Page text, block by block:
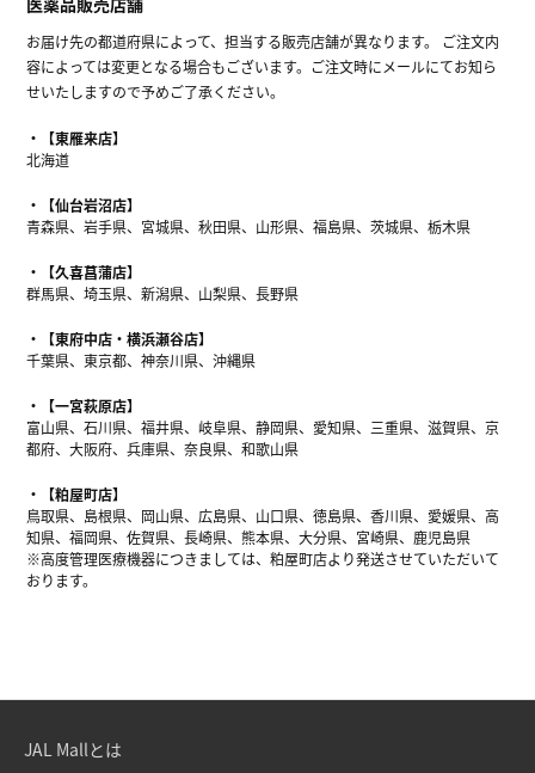
お届け先の都道府県によって、担当する販売店舗が異なります。 ご注文内
容によっては変更となる場合もございます。ご注文時にメールにてお知ら
せいたしますので予めご了承ください。
【東雁来店】
北海道
【仙台岩沼店】
青森県、岩手県、宮城県、秋田県、山形県、福島県、茨城県、栃木県
【久喜菖蒲店】
群馬県、埼玉県、新潟県、山梨県、長野県
【東府中店・横浜瀬谷店】
千葉県、東京都、神奈川県、沖縄県
【一宮萩原店】
富山県、石川県、福井県、岐阜県、静岡県、愛知県、三重県、滋賀県、京
都府、大阪府、兵庫県、奈良県、和歌山県
【粕屋町店】
鳥取県、島根県、岡山県、広島県、山口県、徳島県、香川県、愛媛県、高
知県、福岡県、佐賀県、長崎県、熊本県、大分県、宮崎県、鹿児島県
※高度管理医療機器につきましては、粕屋町店より発送させていただいて
おります。
JAL Mallとは